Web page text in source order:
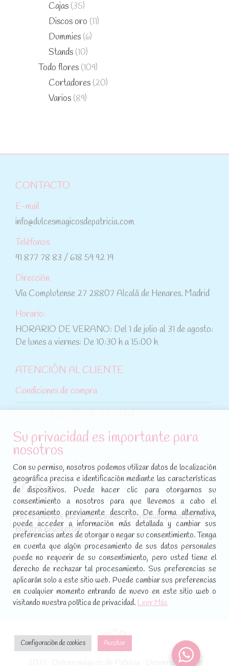
Cajas (35)
Discos oro (11)
Dummies (6)
Stands (10)
Todo flores (109)
Cortadores (20)
Varios (89)
CONTACTO
E-mail
info@dulcesmagicosdepatricia.com
Teléfonos
91 877 78 83 / 618 59 92 19
Dirección
Vía Complutense 27 28807 Alcalá de Henares. Madrid
Horario:
HORARIO DE VERANO: Del 1 de julio al 31 de agosto:
De lunes a viernes: De 10:30 h a 15:00 h
ATENCIÓN AL CLIENTE
Condiciones de compra
Política de cookies
SÍGUENOS EN REDES SOCIALES
Encuéntranos en:
Facebook
page
opens
in
new
window
YouTube
page
opens
in
new
window
Instagram
page
opens
in
new
window
No te pierdas las promociones y novedades, suscríbete a
nuestra newsletter:
[sibwp_form id=1]
2021 · Dulces mágicos de Patricia · Desarrollado por
Su privacidad es importante para
nosotros
Con su permiso, nosotros podemos utilizar datos de localización
geográfica precisa e identificación mediante las características
de dispositivos. Puede hacer clic para otorgarnos su
consentimiento a nosotros para que llevemos a cabo el
procesamiento previamente descrito. De forma alternativa,
puede acceder a información más detallada y cambiar sus
preferencias antes de otorgar o negar su consentimiento. Tenga
en cuenta que algún procesamiento de sus datos personales
puede no requerir de su consentimiento, pero usted tiene el
derecho de rechazar tal procesamiento. Sus preferencias se
aplicarán solo a este sitio web. Puede cambiar sus preferencias
en cualquier momento entrando de nuevo en este sitio web o
visitando nuestra política de privacidad. Leer Más
Configuración de cookies Aceptar